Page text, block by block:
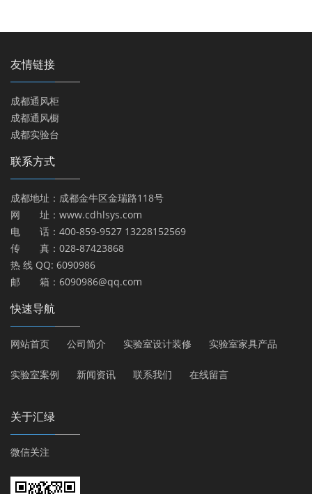
友情链接
成都通风柜
成都通风橱
成都实验台
联系方式
成都地址：成都金牛区金瑞路118号
网 址：www.cdhlsys.com
电 话：400-859-9527 13228152569
传 真：028-87423868
热 线 QQ: 6090986
邮 箱：6090986@qq.com
快速导航
网站首页 公司简介 实验室设计装修 实验室家具产品
实验室案例 新闻资讯 联系我们 在线留言
关于汇绿
微信关注